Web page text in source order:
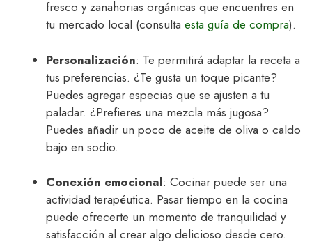
fresco y zanahorias orgánicas que encuentres en
tu mercado local (consulta esta guía de compra).
Personalización: Te permitirá adaptar la receta a
tus preferencias. ¿Te gusta un toque picante?
Puedes agregar especias que se ajusten a tu
paladar. ¿Prefieres una mezcla más jugosa?
Puedes añadir un poco de aceite de oliva o caldo
bajo en sodio.
Conexión emocional: Cocinar puede ser una
actividad terapéutica. Pasar tiempo en la cocina
puede ofrecerte un momento de tranquilidad y
satisfacción al crear algo delicioso desde cero.